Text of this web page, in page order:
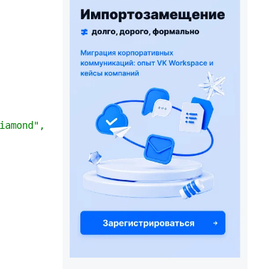
"octagon", "roundrectangle",